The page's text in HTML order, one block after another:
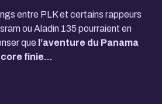
entre PLK et certains rappeurs
ou Aladin 135 pourraient en
que l’aventure du Panama
finie...